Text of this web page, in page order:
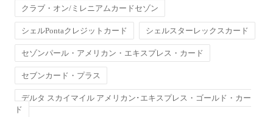
クラブ・オン/ミレニアムカードセゾン
シェルPontaクレジットカード シェルスターレックスカード
セゾンパール・アメリカン・エキスプレス・カード
セブンカード・プラス
デルタ スカイマイル アメリカン･エキスプレス・ゴールド・カー
ド